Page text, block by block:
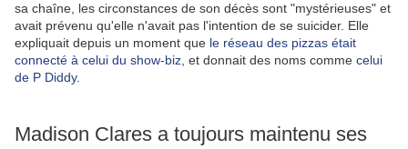
sa chaîne, les circonstances de son décès sont "mystérieuses" et
avait prévenu qu'elle n'avait pas l'intention de se suicider. Elle
expliquait depuis un moment que le réseau des pizzas était
connecté à celui du show-biz , et donnait des noms comme celui
de P Diddy.
Madison Clares a toujours maintenu ses